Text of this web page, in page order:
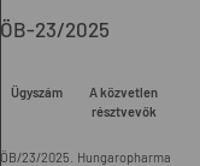
ÖB-23/2025
Ügyszám
A közvetlen
résztvevők
ÖB/23/2025.
Hungaropharma